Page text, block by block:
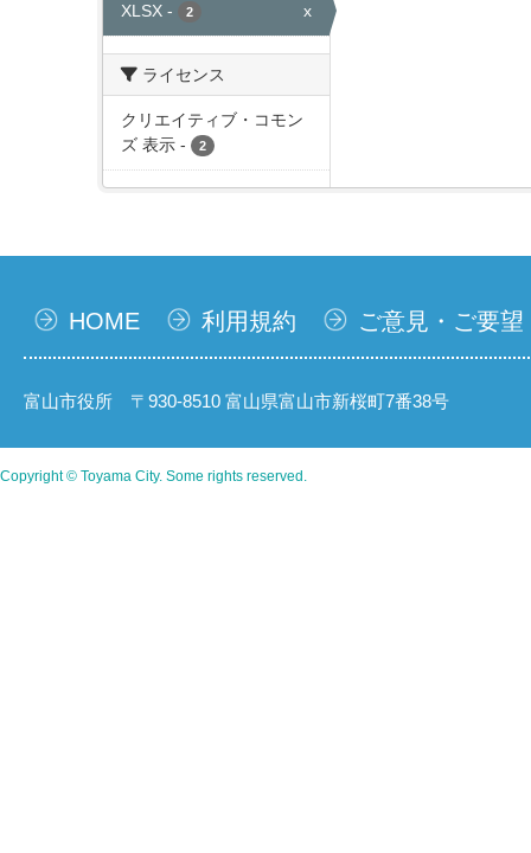
XLSX - 2 x
ライセンス
クリエイティブ・コモン
ズ 表示 - 2
HOME 利用規約 ご意見・ご要望
富山市役所 〒930-8510 富山県富山市新桜町7番38号
Copyright © Toyama City. Some rights reserved.